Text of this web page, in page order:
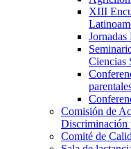
XIII
Ciencias
Comisión de
Discriminación
Comité de